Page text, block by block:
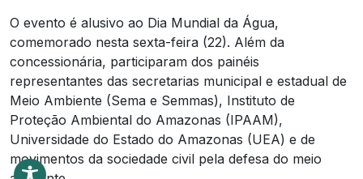
O evento é alusivo ao Dia Mundial da Água,
comemorado nesta sexta-feira (22). Além da
concessionária, participaram dos painéis
representantes das secretarias municipal e estadual de
Meio Ambiente (Sema e Semmas), Instituto de
Proteção Ambiental do Amazonas (IPAAM),
Universidade do Estado do Amazonas (UEA) e de
movimentos da sociedade civil pela defesa do meio